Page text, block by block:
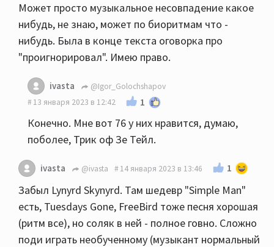
Может просто музыкальное несовпадение какое
нибудь, не знаю, может по биоритмам что -
нибудь. Была в конце текста оговорка про
"проигнорировал". Имею право.
ivasta
@Igor_Golochshapov
13 января 2023 в 12:42
1
Конечно. Мне вот 76 у них нравится, думаю,
поболее, Трик оф Зе Тейл.
ivasta @ivasta 14 января 2023 в 13:46 1
Забыл Lynyrd Skynyrd. Там шедевр "Simple Man"
есть, Tuesdays Gone, FreeBird тоже песня хорошая
(ритм все), но соляк в ней - полное говно. Сложно
поди играть необученному (музыкант нормальный